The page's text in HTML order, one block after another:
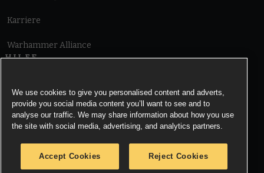
Karriere
Warhammer Alliance
HILFE
Informationen zu Cookies
We use cookies to give you personalised content and adverts,
provide you social media content you’ll want to see and to
analyse our traffic. We may share information about how you use
the site with social media, advertising, and analytics partners.
Accept Cookies Reject Cookies